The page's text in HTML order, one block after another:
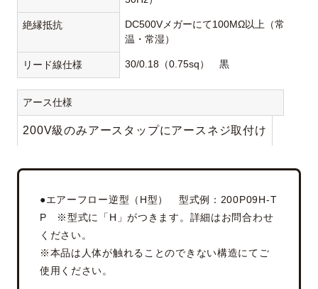
絶縁抵抗
DC500Vメガーにて100MΩ以上（常
温・常湿）
リード線仕様 30/0.18（0.75sq） 黒
アース仕様
200V級のみアースタップにアースネジ取付け
●エアーフロー逆型（H型） 型式例：200P09H-T
P ※型式に「H」がつきます。詳細はお問合わせ
ください。
※本品は人体が触れることのできない構造にてご
使用ください。